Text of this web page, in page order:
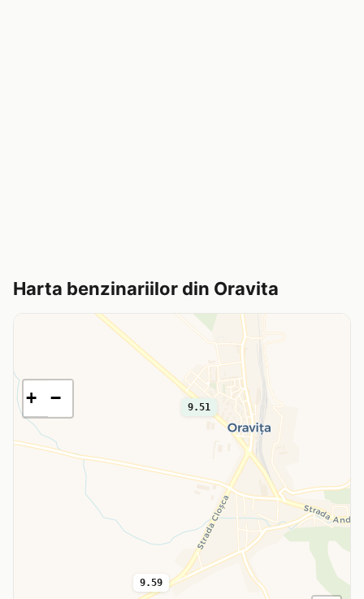
Harta benzinariilor din Oravita
9.51
9.59
+ −